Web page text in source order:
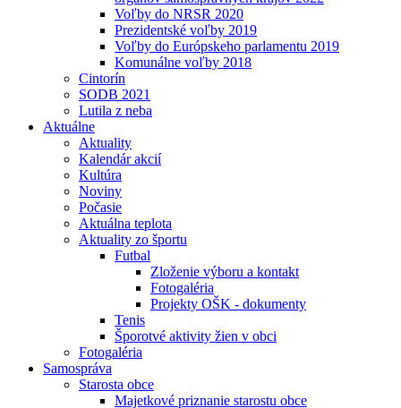
Voľby do NRSR 2020
Prezidentské voľby 2019
Voľby do Európskeho parlamentu 2019
Komunálne voľby 2018
Cintorín
SODB 2021
Lutila z neba
Aktuálne
Aktuality
Kalendár akcií
Kultúra
Noviny
Počasie
Aktuálna teplota
Aktuality zo športu
Futbal
Zloženie výboru a kontakt
Fotogaléria
Projekty OŠK - dokumenty
Tenis
Šporotvé aktivity žien v obci
Fotogaléria
Samospráva
Starosta obce
Majetkové priznanie starostu obce